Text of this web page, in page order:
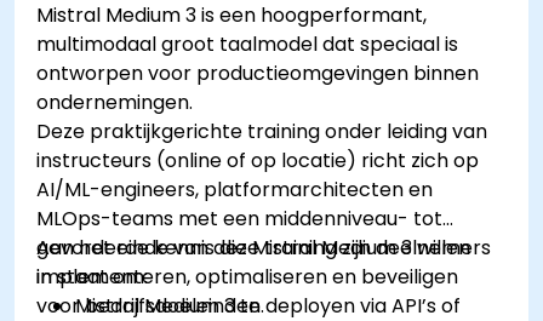
Mistral Medium 3 is een hoogperformant,
multimodaal groot taalmodel dat speciaal is
ontworpen voor productieomgevingen binnen
ondernemingen.
Deze praktijkgerichte training onder leiding van
instructeurs (online of op locatie) richt zich op
AI/ML-engineers, platformarchitecten en
MLOps-teams met een middenniveau- tot
gevorderde kennis die Mistral Medium 3 willen
implementeren, optimaliseren en beveiligen
voor bedrijfsdoeleinden.
Aan het einde van deze training zijn deelnemers
in staat om:
Mistral Medium 3 te deployen via API’s of